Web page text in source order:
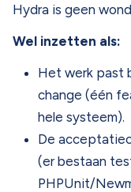
Hydra is geen
Wel inzetten als:
Het werk past
change (één
hele systeem).
De
(er bestaan
PHPUnit/